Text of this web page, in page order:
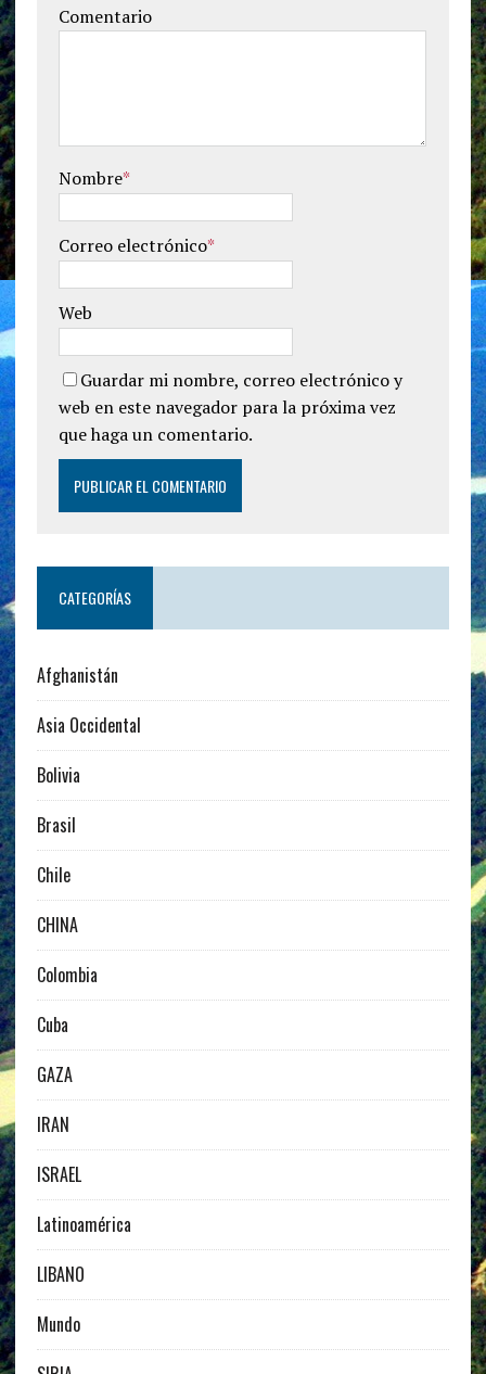
Comentario
Nombre*
Correo electrónico*
Web
Guardar mi nombre, correo electrónico y
web en este navegador para la próxima vez
que haga un comentario.
CATEGORÍAS
Afghanistán
Asia Occidental
Bolivia
Brasil
Chile
CHINA
Colombia
Cuba
GAZA
IRAN
ISRAEL
Latinoamérica
LIBANO
Mundo